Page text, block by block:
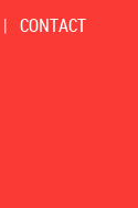
| CONTACT